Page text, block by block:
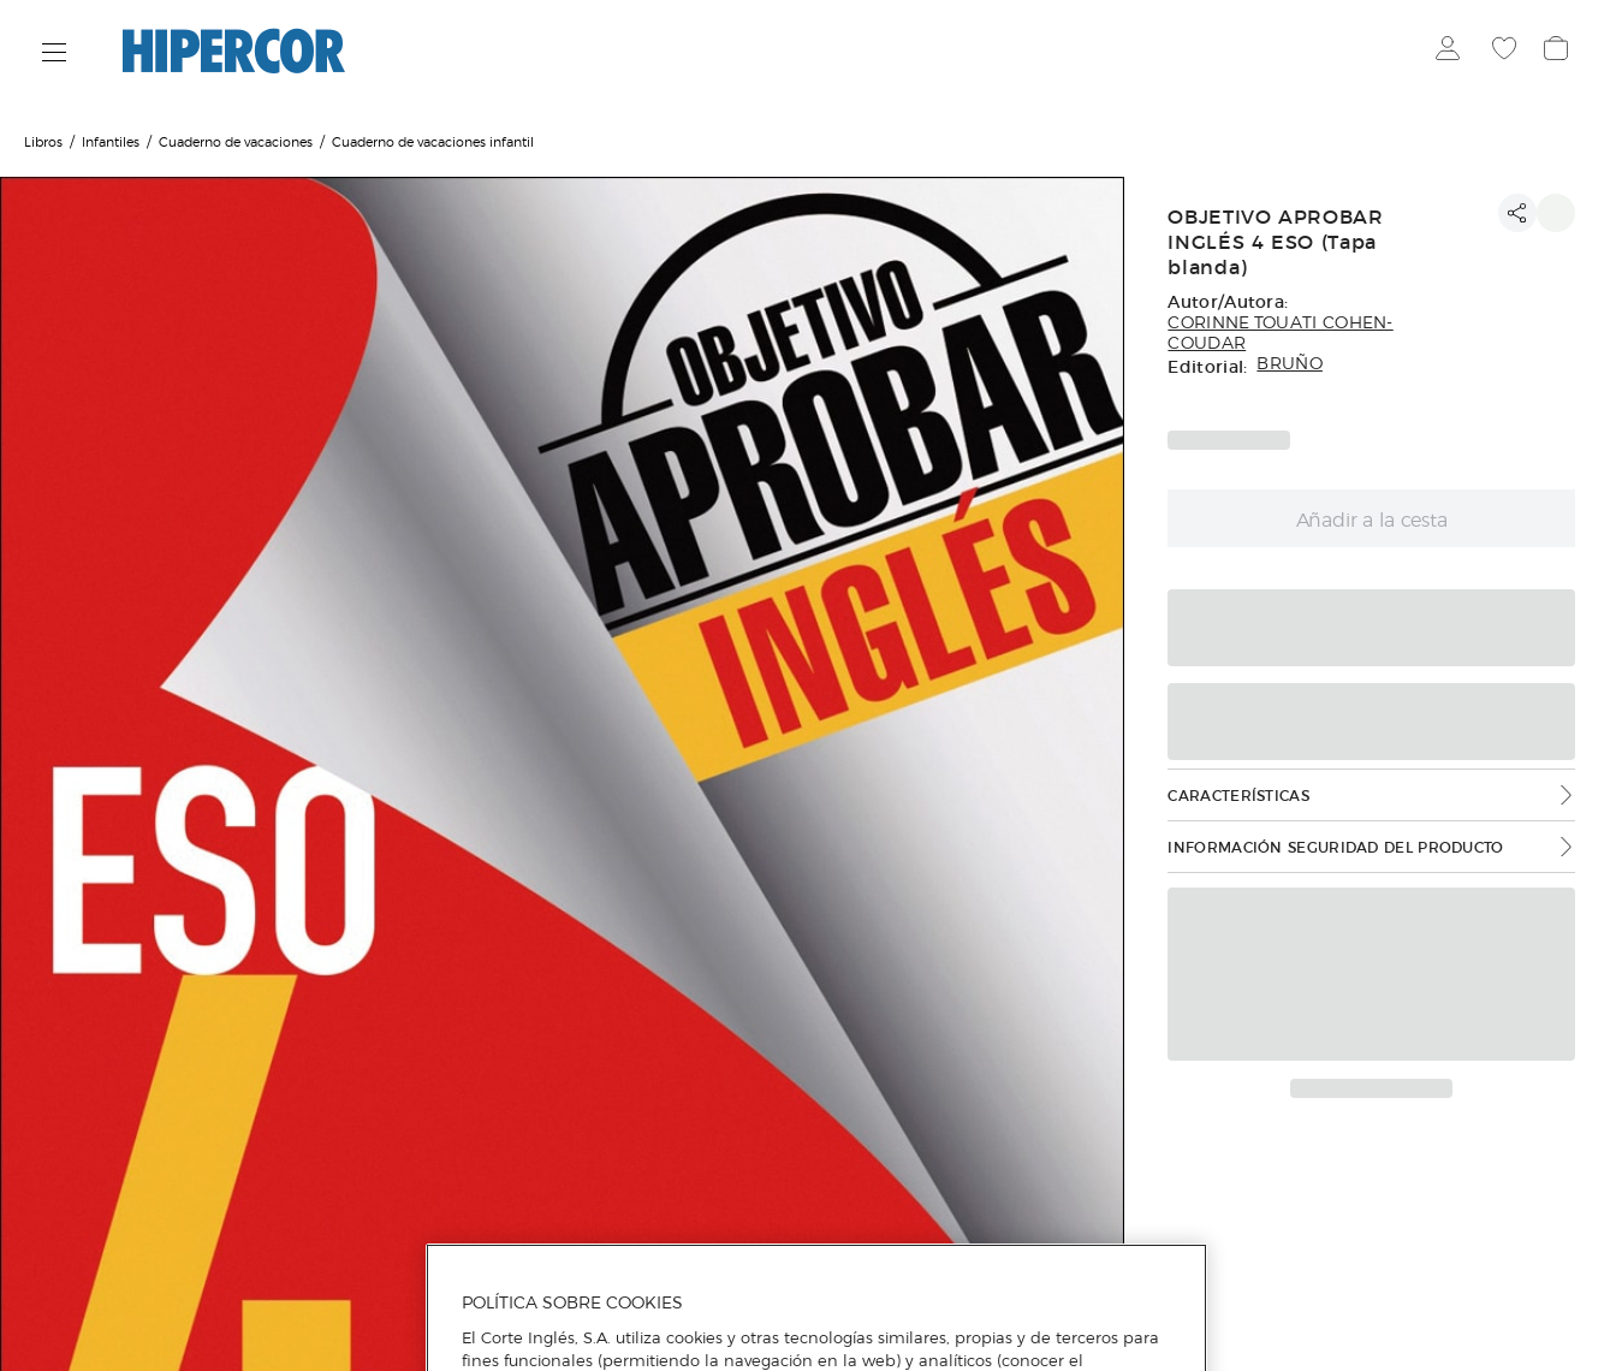
Libros Infantiles Cuaderno de vacaciones Cuaderno de vacaciones infantil
OBJETIVO APROBAR
INGLÉS 4 ESO (Tapa
blanda)
Autor/Autora:
CORINNE TOUATI COHEN-
COUDAR
Editorial: BRUÑO
Añadir a la cesta
CARACTERÍSTICAS
INFORMACIÓN SEGURIDAD DEL PRODUCTO
POLÍTICA SOBRE COOKIES
El Corte Inglés, S.A. utiliza cookies y otras tecnologías similares, propias y de terceros para
fines funcionales (permitiendo la navegación en la web) y analíticos (conocer el